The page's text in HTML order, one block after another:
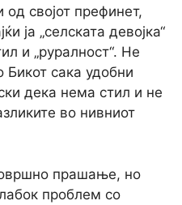
својот префинет,
ја „селската девојка“
и „руралност“. Не
Бикот сака удобни
дека нема стил и не
во нивниот
прашање, но
проблем со